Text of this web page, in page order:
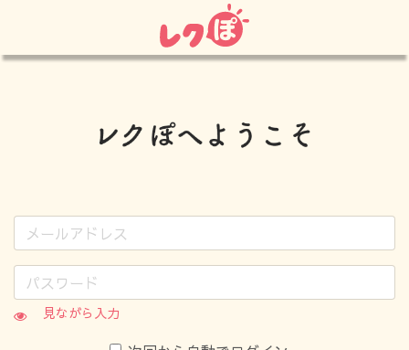
見ながら入力